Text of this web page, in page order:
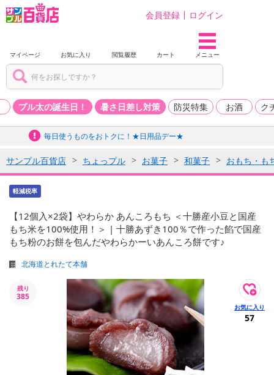
会員登録 ログイン
マイページ お気に入り 閲覧履歴 カート メニュー
プル太の誕生日！ 暑さ日差し対策 防災特集 お酒 ク
毎日使うものをおトクに！★日用品デー★
サンプル百貨店 ちょっプル お菓子 和菓子 おもち・も
軽減税率
【12個入×2袋】やわらか あんころもち ＜十勝産小豆と国産
もち米を100%使用！＞ | 十勝あずき100％で作った餡で国産
もち粉のお餅を包んだやわらかーいあんころ餅です♪
北海道とれたて本舗
残り
385
57